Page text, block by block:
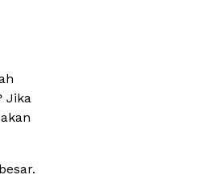
Jika